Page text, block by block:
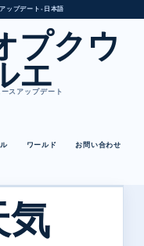
ップデート • 日本語
プクウ
エ
スアップデート
ワールド お問い合わせ
気